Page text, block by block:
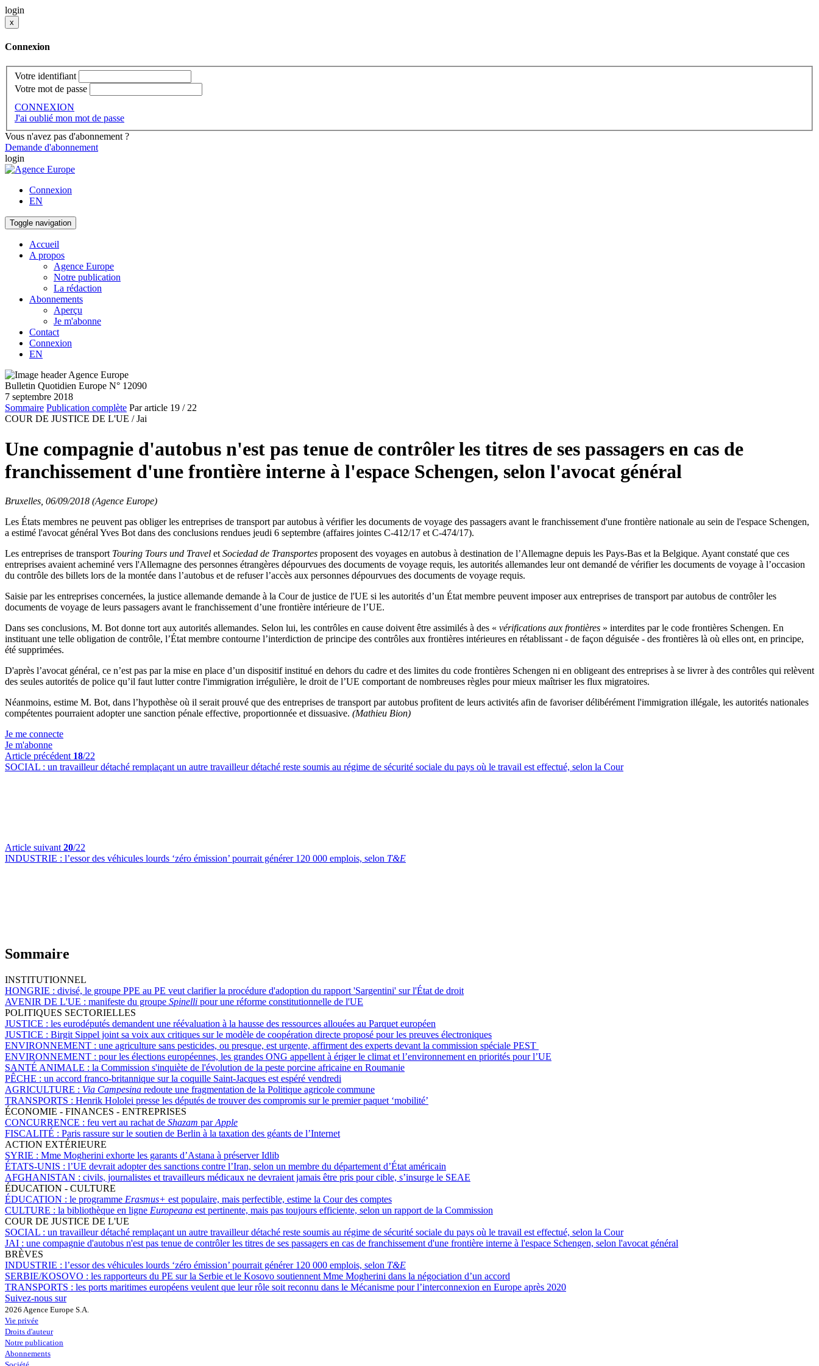
login
x
Connexion
Votre identifiant
Votre mot de passe
CONNEXION
J'ai oublié mon mot de passe
Vous n'avez pas d'abonnement ?
Demande d'abonnement
login
Connexion
EN
Toggle navigation
Accueil
A propos
Agence Europe
Notre publication
La rédaction
Abonnements
Aperçu
Je m'abonne
Contact
Connexion
EN
Bulletin Quotidien Europe N° 12090
7 septembre 2018
Sommaire Publication complète Par article 19 / 22
COUR DE JUSTICE DE L'UE / Jai
Une compagnie d'autobus n'est pas tenue de contrôler les titres de ses passagers en cas de
franchissement d'une frontière interne à l'espace Schengen, selon l'avocat général
Bruxelles, 06/09/2018 (Agence Europe)
Les États membres ne peuvent pas obliger les entreprises de transport par autobus à vérifier les documents de voyage des passagers avant le franchissement d'une frontière nationale au sein de l'espace Schengen,
a estimé l'avocat général Yves Bot dans des conclusions rendues jeudi 6 septembre (affaires jointes C-412/17 et C-474/17).
Les entreprises de transport Touring Tours und Travel et Sociedad de Transportes proposent des voyages en autobus à destination de l’Allemagne depuis les Pays-Bas et la Belgique. Ayant constaté que ces
entreprises avaient acheminé vers l'Allemagne des personnes étrangères dépourvues des documents de voyage requis, les autorités allemandes leur ont demandé de vérifier les documents de voyage à l’occasion
du contrôle des billets lors de la montée dans l’autobus et de refuser l’accès aux personnes dépourvues des documents de voyage requis.
Saisie par les entreprises concernées, la justice allemande demande à la Cour de justice de l'UE si les autorités d’un État membre peuvent imposer aux entreprises de transport par autobus de contrôler les
documents de voyage de leurs passagers avant le franchissement d’une frontière intérieure de l’UE.
Dans ses conclusions, M. Bot donne tort aux autorités allemandes. Selon lui, les contrôles en cause doivent être assimilés à des « vérifications aux frontières » interdites par le code frontières Schengen. En
instituant une telle obligation de contrôle, l’État membre contourne l’interdiction de principe des contrôles aux frontières intérieures en rétablissant - de façon déguisée - des frontières là où elles ont, en principe,
été supprimées.
D'après l’avocat général, ce n’est pas par la mise en place d’un dispositif institué en dehors du cadre et des limites du code frontières Schengen ni en obligeant des entreprises à se livrer à des contrôles qui relèvent
des seules autorités de police qu’il faut lutter contre l'immigration irrégulière, le droit de l’UE comportant de nombreuses règles pour mieux maîtriser les flux migratoires.
Néanmoins, estime M. Bot, dans l’hypothèse où il serait prouvé que des entreprises de transport par autobus profitent de leurs activités afin de favoriser délibérément l'immigration illégale, les autorités nationales
compétentes pourraient adopter une sanction pénale effective, proportionnée et dissuasive. (Mathieu Bion)
Je me connecte
Je m'abonne
Article précédent 18/22
SOCIAL : un travailleur détaché remplaçant un autre travailleur détaché reste soumis au régime de sécurité sociale du pays où le travail est effectué, selon la Cour
Article suivant 20/22
INDUSTRIE : l’essor des véhicules lourds ‘zéro émission’ pourrait générer 120 000 emplois, selon T&E
Sommaire
INSTITUTIONNEL
HONGRIE : divisé, le groupe PPE au PE veut clarifier la procédure d'adoption du rapport 'Sargentini' sur l'État de droit
AVENIR DE L'UE : manifeste du groupe Spinelli pour une réforme constitutionnelle de l'UE
POLITIQUES SECTORIELLES
JUSTICE : les eurodéputés demandent une réévaluation à la hausse des ressources allouées au Parquet européen
JUSTICE : Birgit Sippel joint sa voix aux critiques sur le modèle de coopération directe proposé pour les preuves électroniques
ENVIRONNEMENT : une agriculture sans pesticides, ou presque, est urgente, affirment des experts devant la commission spéciale PEST
ENVIRONNEMENT : pour les élections européennes, les grandes ONG appellent à ériger le climat et l’environnement en priorités pour l’UE
SANTÉ ANIMALE : la Commission s'inquiète de l'évolution de la peste porcine africaine en Roumanie
PÊCHE : un accord franco-britannique sur la coquille Saint-Jacques est espéré vendredi
AGRICULTURE : Via Campesina redoute une fragmentation de la Politique agricole commune
TRANSPORTS : Henrik Hololei presse les députés de trouver des compromis sur le premier paquet ‘mobilité’
ÉCONOMIE - FINANCES - ENTREPRISES
CONCURRENCE : feu vert au rachat de Shazam parApple
FISCALITÉ : Paris rassure sur le soutien de Berlin à la taxation des géants de l’Internet
ACTION EXTÉRIEURE
SYRIE : Mme Mogherini exhorte les garants d’Astana à préserver Idlib
ÉTATS-UNIS : l’UE devrait adopter des sanctions contre l’Iran, selon un membre du département d’État américain
AFGHANISTAN : civils, journalistes et travailleurs médicaux ne devraient jamais être pris pour cible, s’insurge le SEAE
ÉDUCATION - CULTURE
ÉDUCATION : le programme Erasmus+ est populaire, mais perfectible, estime la Cour des comptes
CULTURE : la bibliothèque en ligne Europeana est pertinente, mais pas toujours efficiente, selon un rapport de la Commission
COUR DE JUSTICE DE L'UE
SOCIAL : un travailleur détaché remplaçant un autre travailleur détaché reste soumis au régime de sécurité sociale du pays où le travail est effectué, selon la Cour
JAI : une compagnie d'autobus n'est pas tenue de contrôler les titres de ses passagers en cas de franchissement d'une frontière interne à l'espace Schengen, selon l'avocat général
BRÈVES
INDUSTRIE : l’essor des véhicules lourds ‘zéro émission’ pourrait générer 120 000 emplois, selon T&E
SERBIE/KOSOVO : les rapporteurs du PE sur la Serbie et le Kosovo soutiennent Mme Mogherini dans la négociation d’un accord
TRANSPORTS : les ports maritimes européens veulent que leur rôle soit reconnu dans le Mécanisme pour l’interconnexion en Europe après 2020
Suivez-nous sur
2026 Agence Europe S.A.
Vie privée
Droits d'auteur
Notre publication
Abonnements